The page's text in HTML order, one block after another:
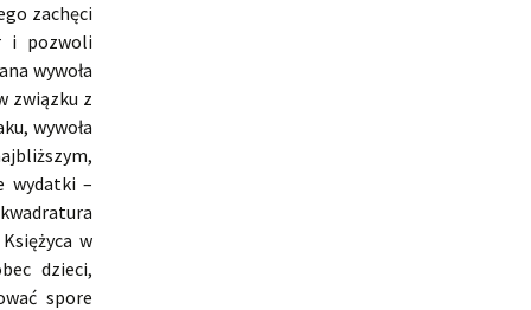
zachęci
i pozwoli
wywoła
związku z
wywoła
wydatki –
w
dzieci,
spore